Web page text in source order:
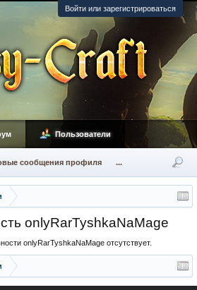
Войти или зарегистрироваться
onlyRarTyshkaNaMage
onlyRarTyshkaNaMage отсутствует.
Пользователи
сообщения профиля ...